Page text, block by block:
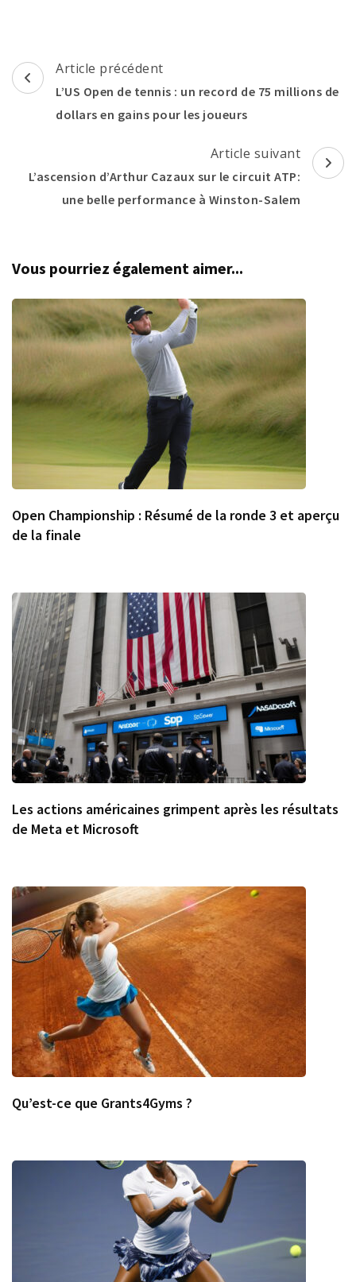
Navigation
d'article
Article précédent
L’US Open de tennis : un record de 75 millions de
dollars en gains pour les joueurs
Article suivant
L’ascension d’Arthur Cazaux sur le circuit ATP:
une belle performance à Winston-Salem
Vous pourriez également aimer...
Open Championship : Résumé de la ronde 3 et aperçu
de la finale
Les actions américaines grimpent après les résultats
de Meta et Microsoft
Qu’est-ce que Grants4Gyms ?